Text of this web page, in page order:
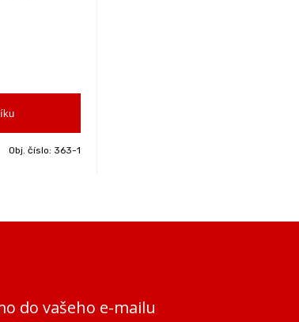
Obj. číslo: 363-1
do vašeho e-mailu